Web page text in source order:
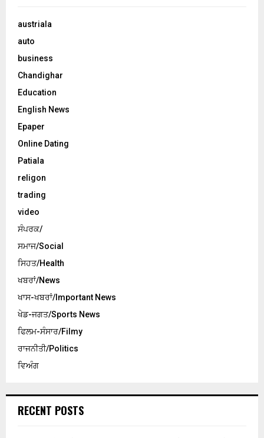
austriala
auto
business
Chandighar
Education
English News
Epaper
Online Dating
Patiala
religon
trading
video
ਸੰਪਰਕ/
ਸਮਾਜ/Social
ਸਿਹਤ/Health
ਖਬਰਾਂ/News
ਖਾਸ-ਖਬਰਾਂ/Important News
ਖੇਡ-ਜਗਤ/Sports News
ਫਿਲਮ-ਸੰਸਾਰ/Filmy
ਰਾਜਨੀਤੀ/Politics
ਵਿਅੰਗ
RECENT POSTS